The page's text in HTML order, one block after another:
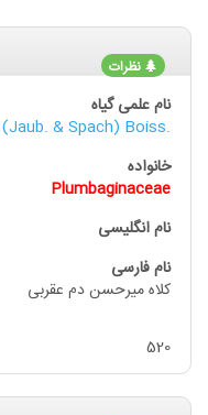
نظرات
(Jaub. & Spach) Boiss.
Plumbaginaceae
کلاه میرحسن دم عقربی
520